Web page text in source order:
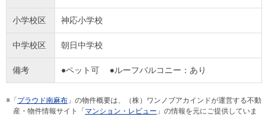
小学校区 神応小学校
中学校区 朝日中学校
備考 ●ペット可 ●ルーフバルコニー：あり
※「 プラウド南麻布 」の物件概要は、（株）ワンノブアカインドが運営する不動
産・物件情報サイト「 マンション・レビュー 」の情報を元にご提供していま